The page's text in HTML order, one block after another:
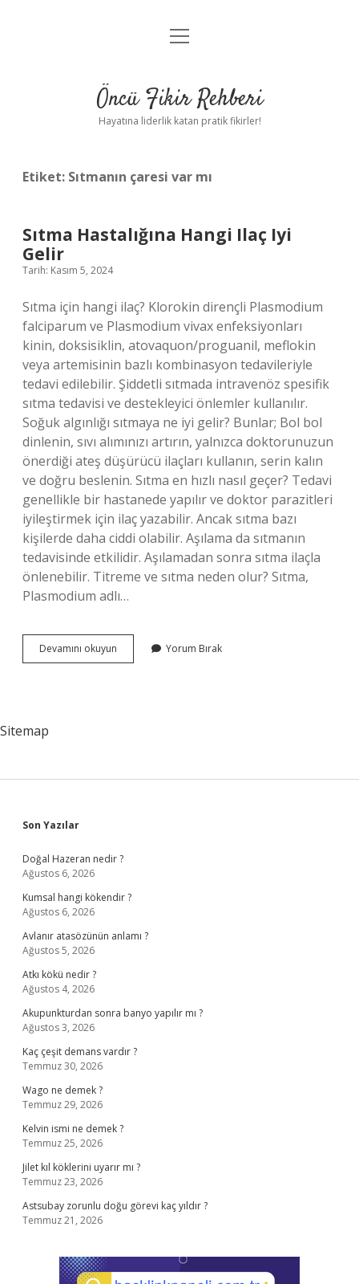
Anasayfa
Yasal Uyarı
menüyü
Öncü Fikir Rehberi
Hayatına liderlik katan pratik fikirler!
Etiket: Sıtmanın çaresi var mı
Sıtma Hastalığına Hangi Ilaç Iyi
Gelir
Tarih: Kasım 5, 2024
Sıtma için hangi ilaç? Klorokin dirençli Plasmodium
falciparum ve Plasmodium vivax enfeksiyonları
kinin, doksisiklin, atovaquon/proguanil, meflokin
veya artemisinin bazlı kombinasyon tedavileriyle
tedavi edilebilir. Şiddetli sıtmada intravenöz spesifik
sıtma tedavisi ve destekleyici önlemler kullanılır.
Soğuk algınlığı sıtmaya ne iyi gelir? Bunlar; Bol bol
dinlenin, sıvı alımınızı artırın, yalnızca doktorunuzun
önerdiği ateş düşürücü ilaçları kullanın, serin kalın
ve doğru beslenin. Sıtma en hızlı nasıl geçer? Tedavi
genellikle bir hastanede yapılır ve doktor parazitleri
iyileştirmek için ilaç yazabilir. Ancak sıtma bazı
kişilerde daha ciddi olabilir. Aşılama da sıtmanın
tedavisinde etkilidir. Aşılamadan sonra sıtma ilaçla
önlenebilir. Titreme ve sıtma neden olur? Sıtma,
Plasmodium adlı…
Devamını okuyun
Hastalığına
Yorum Bırak
Sitemap
Sidebar
Son Yazılar
Doğal Hazeran nedir ?
Ağustos 6, 2026
Kumsal hangi kökendir ?
Ağustos 6, 2026
Avlanır atasözünün anlamı ?
Ağustos 5, 2026
Atkı kökü nedir ?
Ağustos 4, 2026
Akupunkturdan sonra banyo yapılır mı ?
Ağustos 3, 2026
Kaç çeşit demans vardır ?
Temmuz 30, 2026
Wago ne demek ?
Temmuz 29, 2026
Kelvin ismi ne demek ?
Temmuz 25, 2026
Jilet kıl köklerini uyarır mı ?
Temmuz 23, 2026
Astsubay zorunlu doğu görevi kaç yıldır ?
Temmuz 21, 2026